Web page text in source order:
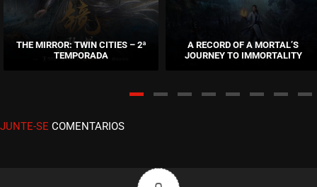
setembro 28, 2020
EPISÓDIO 29
setembro 28, 2020
THE MIRROR: TWIN CITIES – 2ª
TEMPORADA
A RECORD OF A MORTAL’S
JOURNEY TO IMMORTALITY
JUNTE-SE COMENTARIOS